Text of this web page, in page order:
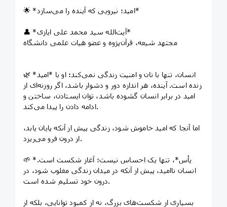
🌟 *امید؛ نیرویی که آینده را می‌سازد*
👤 *آیت‌الله سید محمد علی ایازی*
مجتهد شیعه، قرآن‌پژوه و عضو هیات علمی دانشگاه
🌿 انسان، تنها با نان و امنیت زندگی نمی‌کند؛ او با *امید*
زنده است. آینده، هر اندازه دور و دشوار باشد، اگر روزنه‌ای از
امید در برابر انسان گشوده باشد، توان ایستادن، ساختن و
ادامه دادن را پیدا می‌کند.
اما آنجا که امید خاموش شود، زندگی پیش از آنکه پایان یابد،
از درون فرو می‌ریزد.
🌱 *یأس*، تنها یک احساس نیست؛ آغاز شکست است.
انسان ناامید، پیش از آنکه در میدان زندگی مغلوب شود، در
درون خود تسلیم شده است.
بسیاری از شکست‌های بزرگ، نه از کمبود توانایی، بلکه از